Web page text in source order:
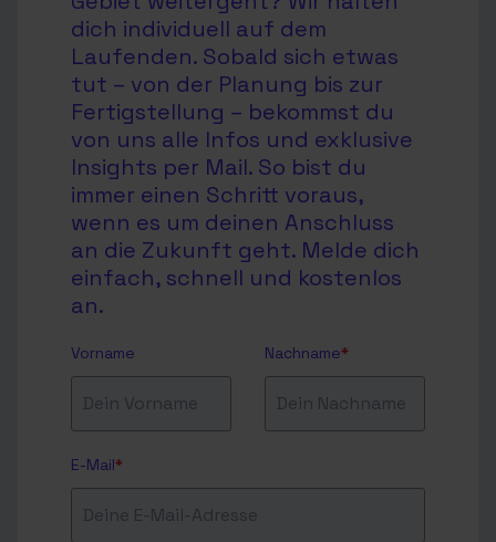
dich individuell auf dem
Laufenden. Sobald sich etwas
tut – von der Planung bis zur
Fertigstellung – bekommst du
von uns alle Infos und exklusive
Insights per Mail. So bist du
immer einen Schritt voraus,
wenn es um deinen Anschluss
an die Zukunft geht. Melde dich
einfach, schnell und kostenlos
an.
Vorname Nachname*
E-Mail*